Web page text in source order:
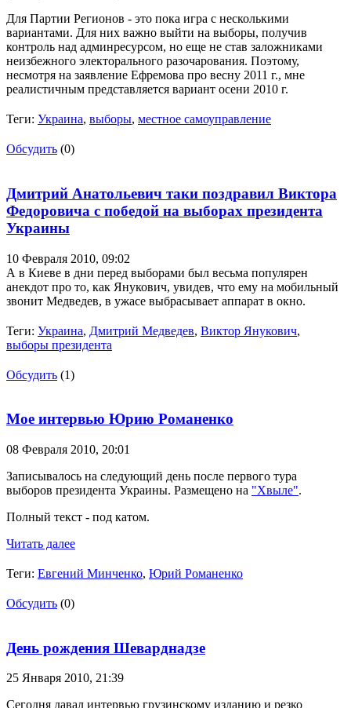
Для Партии Регионов - это пока игра с несколькими
вариантами. Для них важно выйти на выборы, получив
контроль над админресурсом, но еще не став заложниками
неизбежного электорального разочарования. Поэтому,
несмотря на заявление Ефремова про весну 2011 г., мне
реалистичным представляется вариант осени 2010 г.
Теги: Украина, выборы, местное самоуправление
Обсудить (0)
Дмитрий Анатольевич таки поздравил Виктора
Федоровича с победой на выборах президента
Украины
10 Февраля 2010, 09:02
А в Киеве в дни перед выборами был весьма популярен
анекдот про то, как Янукович, увидев, что ему на мобильный
звонит Медведев, в ужасе выбрасывает аппарат в окно.
Теги: Украина, Дмитрий Медведев, Виктор Янукович,
выборы президента
Обсудить (1)
Мое интервью Юрию Романенко
08 Февраля 2010, 20:01
Записывалось на следующий день после первого тура
выборов президента Украины. Размещено на "Хвыле".
Полный текст - под катом.
Читать далее
Теги: Евгений Минченко, Юрий Романенко
Обсудить (0)
День рождения Шеварднадзе
25 Января 2010, 21:39
Сегодня давал интервью грузинскому изданию и резко